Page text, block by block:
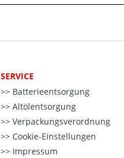
SERVICE
Batterieentsorgung
Altölentsorgung
Verpackungsverordnung
Cookie-Einstellungen
Impressum